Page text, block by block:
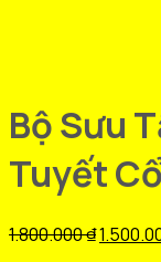
Bộ Sưu
Tuyết
1.800.000₫Giá